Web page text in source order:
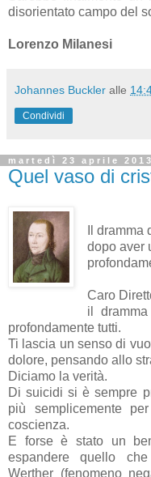
disorientato campo del
Lorenzo Milanesi
Johannes Buckler alle
Condividi
martedì 23 aprile 2013
Quel vaso di
Il
dopo aver
Caro
il
profondamente tutti.
Ti lascia un senso di
dolore, pensando allo
Diciamo la verità.
Di suicidi si è sempre
più semplicemente
coscienza.
E forse è stato un
espandere quello
Werther (fenomeno